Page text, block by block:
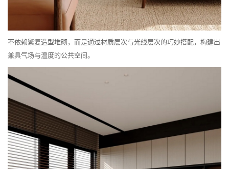
不依赖繁复造型堆砌，而是通过材质层次与光线层次的巧妙搭配，构建出
兼具气场与温度的公共空间。